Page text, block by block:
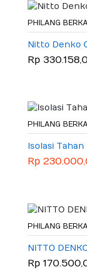
PHILANG
Nitto Denko
Rp
PHILANG
Isolasi
Rp
PHILANG
NITTO
Rp